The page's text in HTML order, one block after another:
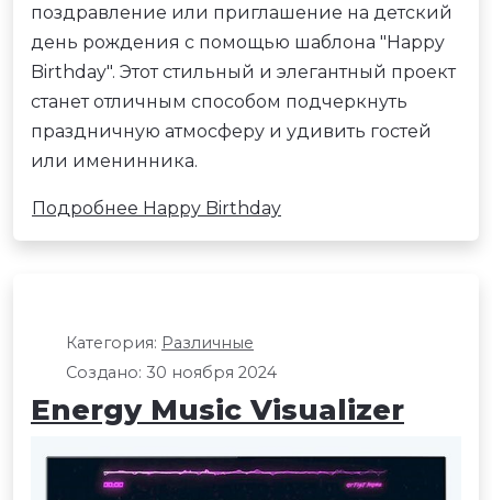
поздравление или приглашение на детский
день рождения с помощью шаблона "Happy
Birthday". Этот стильный и элегантный проект
станет отличным способом подчеркнуть
праздничную атмосферу и удивить гостей
или именинника.
Подробнее Happy Birthday
Категория: Различные
Создано: 30 ноября 2024
Energy Music Visualizer